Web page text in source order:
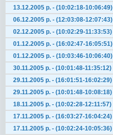
13.12.2005 р. - (10:02:18-10:06:49)
06.12.2005 р. - (12:03:08-12:07:43)
02.12.2005 р. - (10:02:29-11:33:53)
01.12.2005 р. - (16:02:47-16:05:51)
01.12.2005 р. - (10:03:46-10:06:40)
30.11.2005 р. - (10:01:48-11:35:12)
29.11.2005 р. - (16:01:51-16:02:29)
29.11.2005 р. - (10:01:48-10:08:18)
18.11.2005 р. - (10:02:28-12:11:57)
17.11.2005 р. - (16:03:27-16:04:24)
17.11.2005 р. - (10:02:24-10:05:36)